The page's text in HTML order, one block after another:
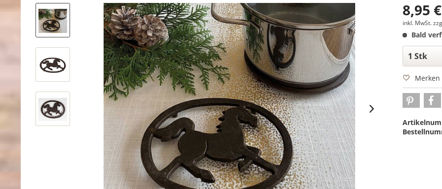
8,95 €
inkl. MwSt.
Bald
Merken